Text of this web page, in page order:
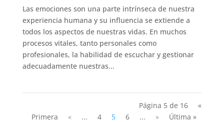
Las emociones son una parte intrínseca de nuestra
experiencia humana y su influencia se extiende a
todos los aspectos de nuestras vidas. En muchos
procesos vitales, tanto personales como
profesionales, la habilidad de escuchar y gestionar
adecuadamente nuestras...
Página 5 de 16
«
Primera
« ... 4 5 6 ... » Última »